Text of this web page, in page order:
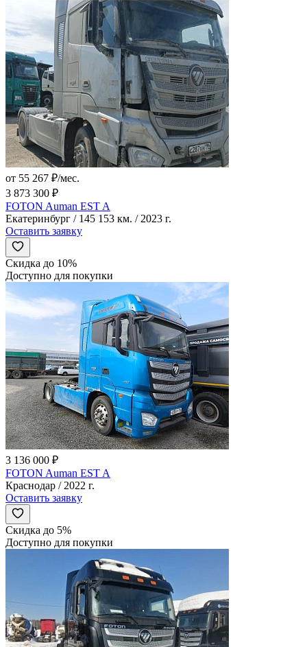
от 55 267 ₽/мес.
3 873 300 ₽
FOTON Auman EST A
Екатеринбург / 145 153 км. / 2023 г.
Оставить заявку
Скидка до 10%
Доступно для покупки
3 136 000 ₽
FOTON Auman EST A
Краснодар / 2022 г.
Оставить заявку
Скидка до 5%
Доступно для покупки